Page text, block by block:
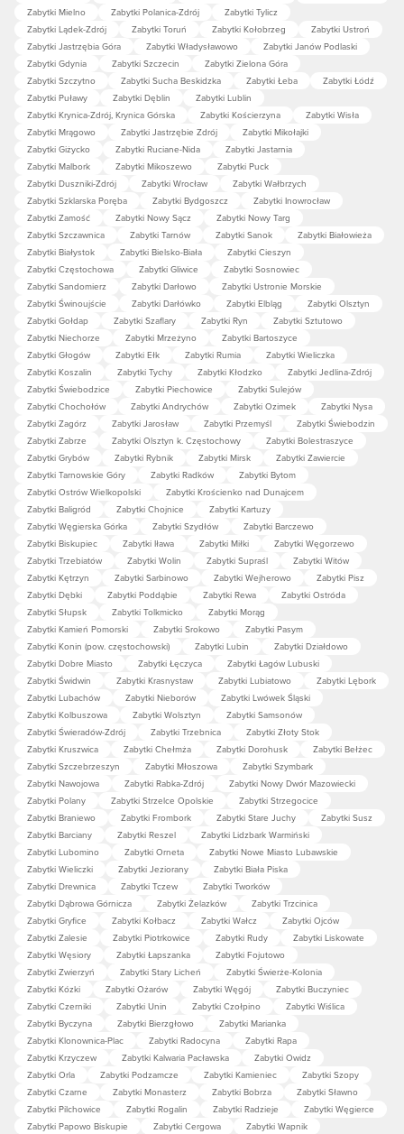
Zabytki Mielno
Zabytki Polanica-Zdrój
Zabytki Tylicz
Zabytki Lądek-Zdrój
Zabytki Toruń Zabytki Kołobrzeg
Zabytki Ustroń
Zabytki Jastrzębia Góra
Zabytki Władysławowo
Zabytki Janów Podlaski
Zabytki Gdynia
Zabytki Szczecin
Zabytki Zielona Góra
Zabytki Szczytno
Zabytki Sucha Beskidzka Zabytki Łeba
Zabytki Łódź
Zabytki Puławy
Zabytki Dęblin
Zabytki Lublin
Zabytki Krynica-Zdrój, Krynica Górska
Zabytki Kościerzyna
Zabytki Wisła
Zabytki Mrągowo
Zabytki Jastrzębie Zdrój
Zabytki Mikołajki
Zabytki Giżycko
Zabytki Ruciane-Nida
Zabytki Jastarnia
Zabytki Malbork
Zabytki Mikoszewo
Zabytki Puck
Zabytki Duszniki-Zdrój
Zabytki Wrocław
Zabytki Wałbrzych
Zabytki Szklarska Poręba
Zabytki Bydgoszcz
Zabytki Inowrocław
Zabytki Zamość
Zabytki Nowy Sącz
Zabytki Nowy Targ
Zabytki Szczawnica
Zabytki Tarnów Zabytki Sanok
Zabytki Białowieża
Zabytki Białystok
Zabytki Bielsko-Biała
Zabytki Cieszyn
Zabytki Częstochowa
Zabytki Gliwice
Zabytki Sosnowiec
Zabytki Sandomierz
Zabytki Darłowo
Zabytki Ustronie Morskie
Zabytki Świnoujście
Zabytki Darłówko Zabytki Elbląg
Zabytki Olsztyn
Zabytki Gołdap
Zabytki Szaflary Zabytki Ryn
Zabytki Sztutowo
Zabytki Niechorze
Zabytki Mrzeżyno
Zabytki Bartoszyce
Zabytki Głogów
Zabytki Ełk Zabytki Rumia
Zabytki Wieliczka
Zabytki Koszalin
Zabytki Tychy Zabytki Kłodzko
Zabytki Jedlina-Zdrój
Zabytki Świebodzice
Zabytki Piechowice
Zabytki Sulejów
Zabytki Chochołów
Zabytki Andrychów Zabytki Ozimek
Zabytki Nysa
Zabytki Zagórz
Zabytki Jarosław Zabytki Przemyśl
Zabytki Świebodzin
Zabytki Zabrze
Zabytki Olsztyn k. Częstochowy
Zabytki Bolestraszyce
Zabytki Grybów
Zabytki Rybnik Zabytki Mirsk
Zabytki Zawiercie
Zabytki Tarnowskie Góry
Zabytki Radków
Zabytki Bytom
Zabytki Ostrów Wielkopolski
Zabytki Krościenko nad Dunajcem
Zabytki Baligród
Zabytki Chojnice
Zabytki Kartuzy
Zabytki Węgierska Górka
Zabytki Szydłów
Zabytki Barczewo
Zabytki Biskupiec
Zabytki Iława Zabytki Miłki
Zabytki Węgorzewo
Zabytki Trzebiatów
Zabytki Wolin Zabytki Supraśl
Zabytki Witów
Zabytki Kętrzyn
Zabytki Sarbinowo Zabytki Wejherowo
Zabytki Pisz
Zabytki Dębki
Zabytki Poddąbie Zabytki Rewa
Zabytki Ostróda
Zabytki Słupsk
Zabytki Tolkmicko
Zabytki Morąg
Zabytki Kamień Pomorski
Zabytki Srokowo
Zabytki Pasym
Zabytki Konin (pow. częstochowski)
Zabytki Lubin
Zabytki Działdowo
Zabytki Dobre Miasto
Zabytki Łęczyca
Zabytki Łagów Lubuski
Zabytki Świdwin
Zabytki Krasnystaw Zabytki Lubiatowo
Zabytki Lębork
Zabytki Lubachów
Zabytki Nieborów
Zabytki Lwówek Śląski
Zabytki Kolbuszowa
Zabytki Wolsztyn
Zabytki Samsonów
Zabytki Świeradów-Zdrój
Zabytki Trzebnica
Zabytki Złoty Stok
Zabytki Kruszwica
Zabytki Chełmża Zabytki Dorohusk
Zabytki Bełżec
Zabytki Szczebrzeszyn
Zabytki Młoszowa
Zabytki Szymbark
Zabytki Nawojowa
Zabytki Rabka-Zdrój
Zabytki Nowy Dwór Mazowiecki
Zabytki Polany
Zabytki Strzelce Opolskie
Zabytki Strzegocice
Zabytki Braniewo
Zabytki Frombork Zabytki Stare Juchy
Zabytki Susz
Zabytki Barciany
Zabytki Reszel
Zabytki Lidzbark Warmiński
Zabytki Lubomino
Zabytki Orneta
Zabytki Nowe Miasto Lubawskie
Zabytki Wieliczki
Zabytki Jeziorany
Zabytki Biała Piska
Zabytki Drewnica
Zabytki Tczew
Zabytki Tworków
Zabytki Dąbrowa Górnicza
Zabytki Żelazków
Zabytki Trzcinica
Zabytki Gryfice
Zabytki Kołbacz Zabytki Wałcz
Zabytki Ojców
Zabytki Zalesie
Zabytki Piotrkowice Zabytki Rudy
Zabytki Liskowate
Zabytki Węsiory
Zabytki Łapszanka
Zabytki Fojutowo
Zabytki Zwierzyń
Zabytki Stary Licheń
Zabytki Świerże-Kolonia
Zabytki Kózki
Zabytki Ożarów Zabytki Węgój
Zabytki Buczyniec
Zabytki Czerniki
Zabytki Unin Zabytki Czołpino
Zabytki Wiślica
Zabytki Byczyna
Zabytki Bierzgłowo
Zabytki Marianka
Zabytki Klonownica-Plac
Zabytki Radocyna
Zabytki Rapa
Zabytki Krzyczew
Zabytki Kalwaria Pacławska
Zabytki Owidz
Zabytki Orla
Zabytki Podzamcze Zabytki Kamieniec
Zabytki Szopy
Zabytki Czarne
Zabytki Monasterz Zabytki Bobrza
Zabytki Sławno
Zabytki Pilchowice
Zabytki Rogalin Zabytki Radzieje
Zabytki Węgierce
Zabytki Papowo Biskupie
Zabytki Cergowa
Zabytki Wapnik